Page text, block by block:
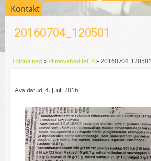
Kontakt
20160704_120501
Toiduained» Piimavabad leiud»20160704_120501
Avaldatud: 4. juuli 2016